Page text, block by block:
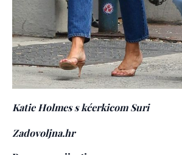
Katie Holmes s kćerkicom Suri
Zadovoljna.hr